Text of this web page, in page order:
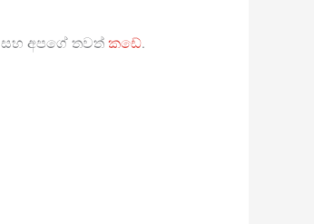
සහ අපගේ තවත් කඩේ.